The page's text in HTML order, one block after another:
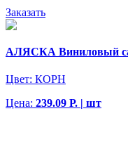
Заказать
АЛЯСКА Виниловый
Цвет: КОРН
Цена: 239.09 Р. | шт